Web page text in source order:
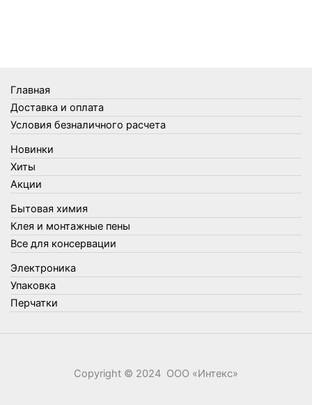
Товары для кухни
Товары для сада и огорода
Товары для туризма и отдыха
Упаковка
Утеплители и прочее
Фонари, лампы и удлинители
Хозяйственные товары
Швабры, стекломои, черенки и насадки
Шнуры, веревки и шпагаты
Электроника
Элементы питания
Главная
Доставка и оплата
Условия безналичного расчета
Новинки
Хиты
Акции
Бытовая химия
Клея и монтажные пены
Все для консервации
Электроника
Упаковка
Перчатки
Copyright © 2024 ООО «‎Интекс»‎